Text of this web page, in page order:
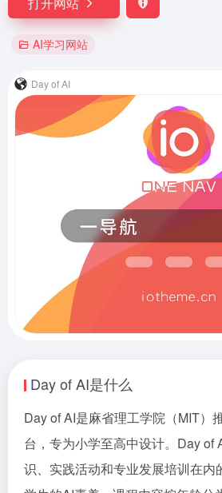
AI学习网站
Day of AI
Day of AI是什么
Day of AI是麻省理工学院（MIT）
台，专为小学至高中设计。Day of
识、实践活动和专业发展培训在内